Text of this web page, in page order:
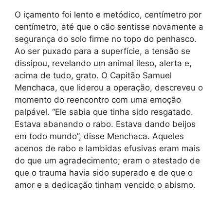
O içamento foi lento e metódico, centímetro por
centímetro, até que o cão sentisse novamente a
segurança do solo firme no topo do penhasco.
Ao ser puxado para a superfície, a tensão se
dissipou, revelando um animal ileso, alerta e,
acima de tudo, grato. O Capitão Samuel
Menchaca, que liderou a operação, descreveu o
momento do reencontro com uma emoção
palpável. “Ele sabia que tinha sido resgatado.
Estava abanando o rabo. Estava dando beijos
em todo mundo”, disse Menchaca. Aqueles
acenos de rabo e lambidas efusivas eram mais
do que um agradecimento; eram o atestado de
que o trauma havia sido superado e de que o
amor e a dedicação tinham vencido o abismo.